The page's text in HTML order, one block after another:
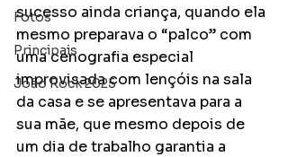
Fotos
Principais
João Rock 2025
sucesso ainda criança, quando ela
mesmo preparava o “palco” com
uma cenografia especial
improvisada com lençóis na sala
da casa e se apresentava para a
sua mãe, que mesmo depois de
um dia de trabalho garantia a